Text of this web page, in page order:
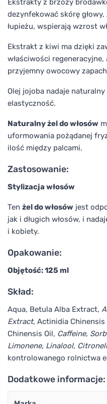
Ekstrakty z brzozy
dezynfekować skórę
łupieżu, wspierają wzrost
Ekstrakt z kiwi ma dzięki
właściwości
przyjemny owocowy
Olej jojoba nadaje
elastyczność.
Naturalny żel do włosów
uformowania pożądanej
ilość między palcami.
Zastosowanie:
Stylizacja włosów
Ten żel do włosów jest
jak i długich włosów, i
i kobiety.
Opakowanie:
Objętość: 125 ml
Skład:
Aqua, Betula Alba Extract,
Extract, Actinidia
Chinensis Oil, Caffeine,
Limonene, Linalool,
kontrolowanego rolnictwa
Dodatkowe informacje: